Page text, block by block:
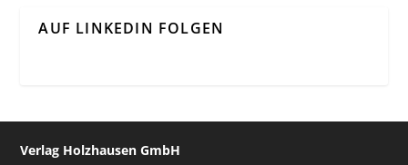
AUF LINKEDIN FOLGEN
Verlag Holzhausen GmbH